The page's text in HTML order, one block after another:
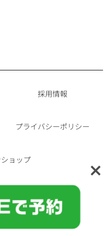
採用情報
プライバシーポリシー
ョップ
rights reserved.